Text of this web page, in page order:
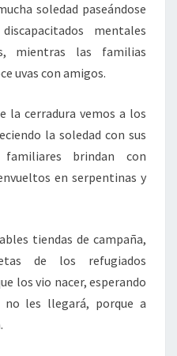
soledad paseándose
mentales
mientras las familias
uvas con amigos.
la cerradura vemos a los
la soledad con sus
brindan con
en serpentinas y
tiendas de campaña,
de los refugiados
los vio nacer, esperando
no les llegará, porque a